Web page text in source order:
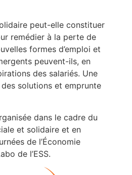
peut-elle constituer
remédier à la perte de
formes d’emploi et
peuvent-ils, en
des salariés. Une
solutions et emprunte
dans le cadre du
et solidaire et en
de l’Économie
de l’ESS.